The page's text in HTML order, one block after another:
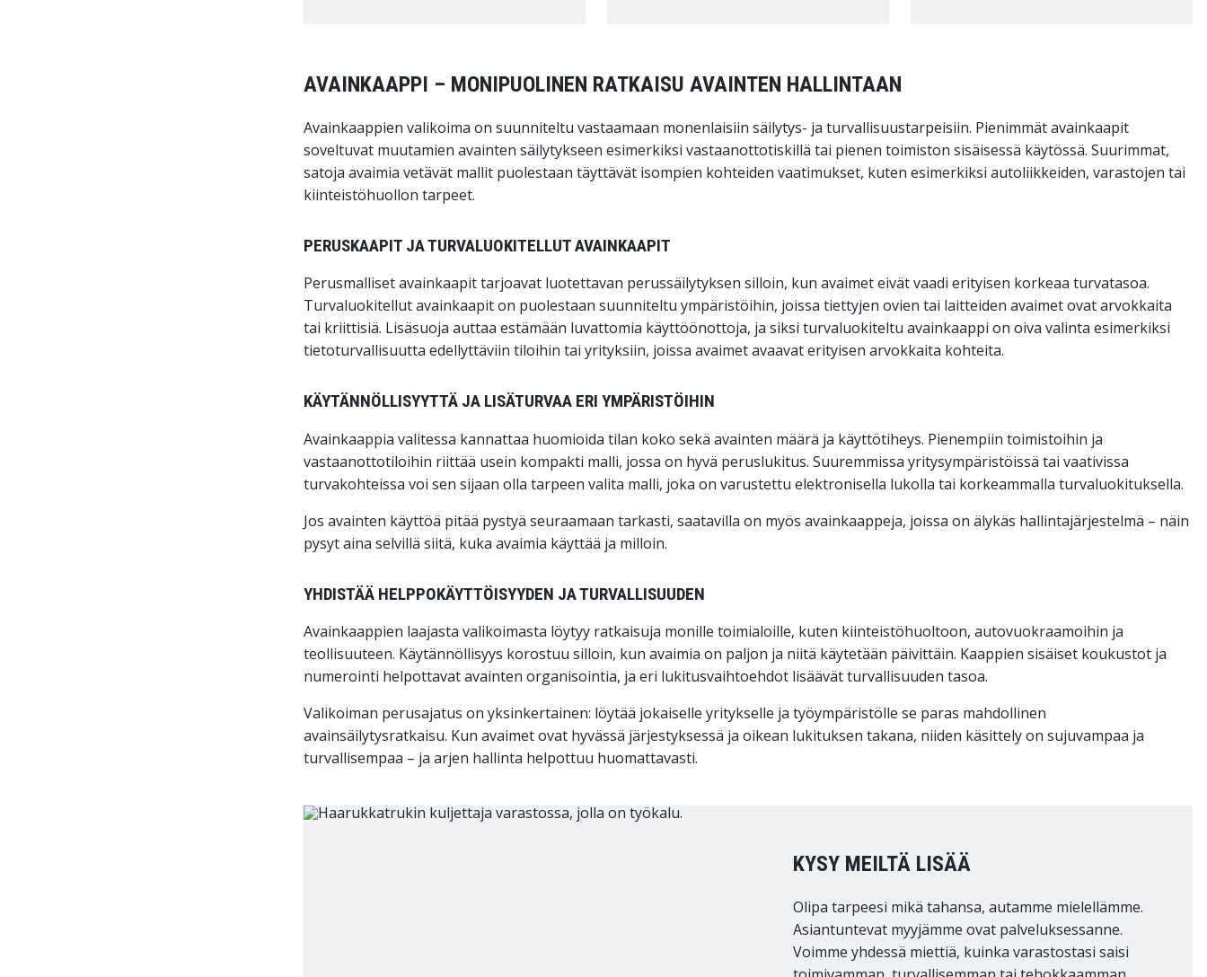
AVAINKAAPPI – MONIPUOLINEN RATKAISU AVAINTEN HALLINTAAN
Avainkaappien valikoima on suunniteltu vastaamaan monenlaisiin säilytys- ja turvallisuustarpeisiin. Pienimmät avainkaapit
soveltuvat muutamien avainten säilytykseen esimerkiksi vastaanottotiskillä tai pienen toimiston sisäisessä käytössä. Suurimmat,
satoja avaimia vetävät mallit puolestaan täyttävät isompien kohteiden vaatimukset, kuten esimerkiksi autoliikkeiden, varastojen tai
kiinteistöhuollon tarpeet.
PERUSKAAPIT JA TURVALUOKITELLUT AVAINKAAPIT
Perusmalliset avainkaapit tarjoavat luotettavan perussäilytyksen silloin, kun avaimet eivät vaadi erityisen korkeaa turvatasoa.
Turvaluokitellut avainkaapit on puolestaan suunniteltu ympäristöihin, joissa tiettyjen ovien tai laitteiden avaimet ovat arvokkaita
tai kriittisiä. Lisäsuoja auttaa estämään luvattomia käyttöönottoja, ja siksi turvaluokiteltu avainkaappi on oiva valinta esimerkiksi
tietoturvallisuutta edellyttäviin tiloihin tai yrityksiin, joissa avaimet avaavat erityisen arvokkaita kohteita.
KÄYTÄNNÖLLISYYTTÄ JA LISÄTURVAA ERI YMPÄRISTÖIHIN
Avainkaappia valitessa kannattaa huomioida tilan koko sekä avainten määrä ja käyttötiheys. Pienempiin toimistoihin ja
vastaanottotiloihin riittää usein kompakti malli, jossa on hyvä peruslukitus. Suuremmissa yritysympäristöissä tai vaativissa
turvakohteissa voi sen sijaan olla tarpeen valita malli, joka on varustettu elektronisella lukolla tai korkeammalla turvaluokituksella.
Jos avainten käyttöä pitää pystyä seuraamaan tarkasti, saatavilla on myös avainkaappeja, joissa on älykäs hallintajärjestelmä – näin
pysyt aina selvillä siitä, kuka avaimia käyttää ja milloin.
YHDISTÄÄ HELPPOKÄYTTÖISYYDEN JA TURVALLISUUDEN
Avainkaappien laajasta valikoimasta löytyy ratkaisuja monille toimialoille, kuten kiinteistöhuoltoon, autovuokraamoihin ja
teollisuuteen. Käytännöllisyys korostuu silloin, kun avaimia on paljon ja niitä käytetään päivittäin. Kaappien sisäiset koukustot ja
numerointi helpottavat avainten organisointia, ja eri lukitusvaihtoehdot lisäävät turvallisuuden tasoa.
Valikoiman perusajatus on yksinkertainen: löytää jokaiselle yritykselle ja työympäristölle se paras mahdollinen
avainsäilytysratkaisu. Kun avaimet ovat hyvässä järjestyksessä ja oikean lukituksen takana, niiden käsittely on sujuvampaa ja
turvallisempaa – ja arjen hallinta helpottuu huomattavasti.
KYSY MEILTÄ LISÄÄ
Olipa tarpeesi mikä tahansa, autamme mielellämme.
Asiantuntevat myyjämme ovat palveluksessanne.
Voimme yhdessä miettiä, kuinka varastostasi saisi